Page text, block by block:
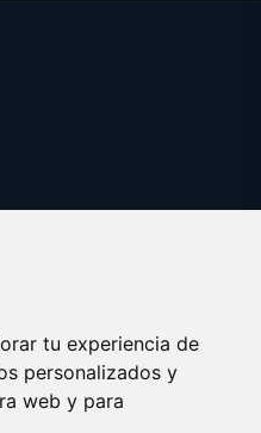
tu experiencia de
personalizados y
web y para